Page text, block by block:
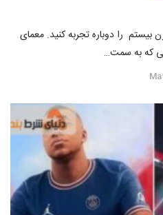
بیستم را دوباره تجربه کنید. معمای
که به سمت…